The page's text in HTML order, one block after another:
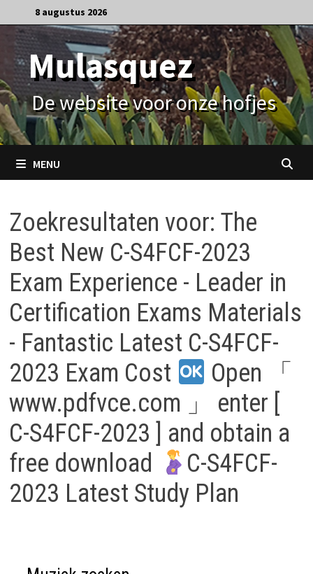
naar
inhoud
8 augustus 2026
Mulasquez
De website voor onze hofjes
MENU
Zoekresultaten voor: The
Best New C-S4FCF-2023
Exam Experience - Leader in
Certification Exams Materials
- Fantastic Latest C-S4FCF-
2023 Exam Cost
Open 「
www.pdfvce.com 」 enter [
C-S4FCF-2023 ] and obtain a
free download
C-S4FCF-
2023 Latest Study Plan